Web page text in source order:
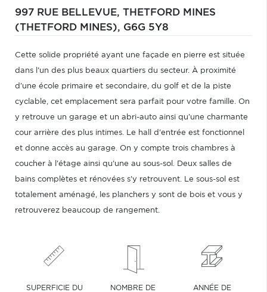
997 RUE BELLEVUE, THETFORD MINES
(THETFORD MINES), G6G 5Y8
Cette solide propriété ayant une façade en pierre est située
dans l'un des plus beaux quartiers du secteur. À proximité
d'une école primaire et secondaire, du golf et de la piste
cyclable, cet emplacement sera parfait pour votre famille. On
y retrouve un garage et un abri-auto ainsi qu'une charmante
cour arrière des plus intimes. Le hall d'entrée est fonctionnel
et donne accès au garage. On y compte trois chambres à
coucher à l'étage ainsi qu'une au sous-sol. Deux salles de
bains complètes et rénovées s'y retrouvent. Le sous-sol est
totalement aménagé, les planchers y sont de bois et vous y
retrouverez beaucoup de rangement.
SUPERFICIE DU
NOMBRE DE
ANNÉE DE